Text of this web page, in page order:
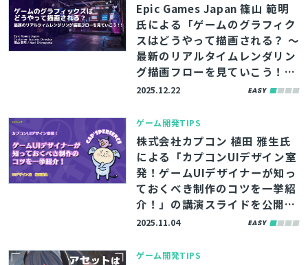
Epic Games Japan 篠山 範明
氏による「ゲームのグラフィク
スはどうやって描画される？ ～
最新のリアルタイムレンダリン
グ描画フローを見ていこう！
～」の講演動画を公開！【ゲー
5】
2025.12.22
ゲーム開発TIPS
株式会社カプコン 植田 雅生氏
による「カプコンUIデザイン室
発！ゲームUIデザイナーが知っ
ておくべき制作のコツを一挙紹
介！」の講演スライドを公開！
【ゲームメーカーズ スクランブ
2025.11.04
ゲーム開発TIPS